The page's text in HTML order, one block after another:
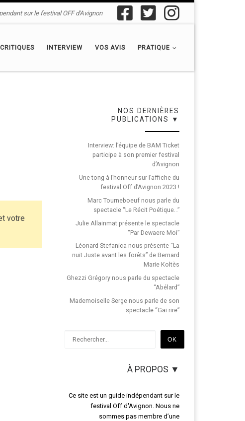
sur le festival OFF d'Avignon
CRITIQUES INTERVIEW VOS AVIS PRATIQUE
votre
NOS DERNIÈRES
PUBLICATIONS ▼
Interview: l’équipe de BAM Ticket
participe à son premier festival
d’Avignon
Une tong à l’honneur sur l’affiche du
festival Off d’Avignon 2023 !
Marc Tourneboeuf nous parle du
spectacle “Le Récit Poétique…”
Julie Allainmat présente le spectacle
“Par Dewaere Moi”
Léonard Stefanica nous présente “La
nuit Juste avant les forêts” de Bernard
Marie Koltès
Ghezzi Grégory nous parle du spectacle
“Abélard”
Mademoiselle Serge nous parle de son
spectacle “Gai rire”
OK
À PROPOS ▼
Ce site est un guide indépendant sur le
festival Off d'Avignon. Nous ne
sommes pas membre d’une